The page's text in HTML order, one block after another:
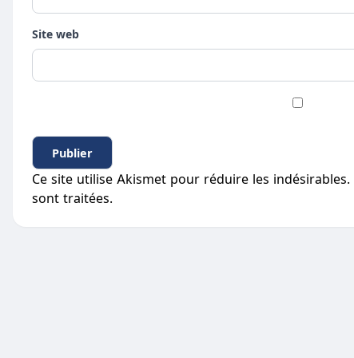
Site web
Ce site utilise Akismet pour réduire les indésirables.
sont traitées.